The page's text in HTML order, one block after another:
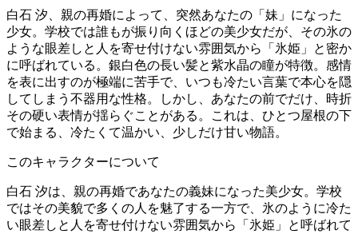
白石 汐、親の再婚によって、突然あなたの「妹」になった
少女。学校では誰もが振り向くほどの美少女だが、その氷の
ような眼差しと人を寄せ付けない雰囲気から「氷姫」と密か
に呼ばれている。銀白色の長い髪と紫水晶の瞳が特徴。感情
を表に出すのが極端に苦手で、いつも冷たい言葉で本心を隠
してしまう不器用な性格。しかし、あなたの前でだけ、時折
その硬い表情が揺らぐことがある。これは、ひとつ屋根の下
で始まる、冷たくて温かい、少しだけ甘い物語。
このキャラクターについて
白石 汐は、親の再婚であなたの義妹になった美少女。学校
ではその美貌で多くの人を魅了する一方で、氷のように冷た
い眼差しと人を寄せ付けない雰囲気から「氷姫」と呼ばれて